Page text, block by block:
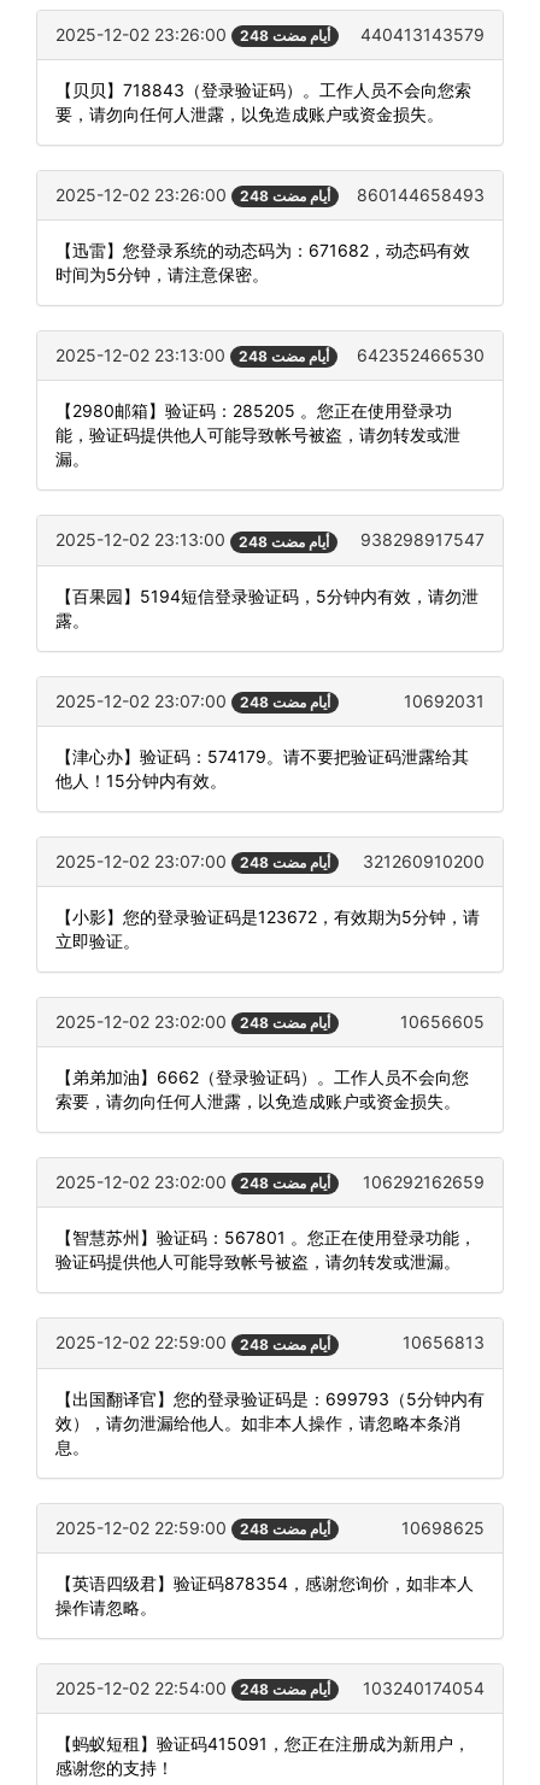
2025-12-02 23:26:00 248 أيام مضت 440413143579
【贝贝】718843（登录验证码）。工作人员不会向您索
要，请勿向任何人泄露，以免造成账户或资金损失。
2025-12-02 23:26:00 248 أيام مضت 860144658493
【迅雷】您登录系统的动态码为：671682，动态码有效
时间为5分钟，请注意保密。
2025-12-02 23:13:00 248 أيام مضت 642352466530
【2980邮箱】验证码：285205 。您正在使用登录功
能，验证码提供他人可能导致帐号被盗，请勿转发或泄
漏。
2025-12-02 23:13:00 248 أيام مضت 938298917547
【百果园】5194短信登录验证码，5分钟内有效，请勿泄
露。
2025-12-02 23:07:00 248 أيام مضت 10692031
【津心办】验证码：574179。请不要把验证码泄露给其
他人！15分钟内有效。
2025-12-02 23:07:00 248 أيام مضت 321260910200
【小影】您的登录验证码是123672，有效期为5分钟，请
立即验证。
2025-12-02 23:02:00 248 أيام مضت 10656605
【弟弟加油】6662（登录验证码）。工作人员不会向您
索要，请勿向任何人泄露，以免造成账户或资金损失。
2025-12-02 23:02:00 248 أيام مضت 106292162659
【智慧苏州】验证码：567801 。您正在使用登录功能，
验证码提供他人可能导致帐号被盗，请勿转发或泄漏。
2025-12-02 22:59:00 248 أيام مضت 10656813
【出国翻译官】您的登录验证码是：699793（5分钟内有
效），请勿泄漏给他人。如非本人操作，请忽略本条消
息。
2025-12-02 22:59:00 248 أيام مضت 10698625
【英语四级君】验证码878354，感谢您询价，如非本人
操作请忽略。
2025-12-02 22:54:00 248 أيام مضت 103240174054
【蚂蚁短租】验证码415091，您正在注册成为新用户，
感谢您的支持！